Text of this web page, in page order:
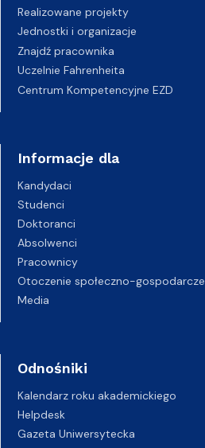
Realizowane projekty
Jednostki i organizacje
Znajdź pracownika
Uczelnie Fahrenheita
Centrum Kompetencyjne EZD
Informacje dla
Kandydaci
Studenci
Doktoranci
Absolwenci
Pracownicy
Otoczenie społeczno-gospodarcze
Media
Odnośniki
Kalendarz roku akademickiego
Helpdesk
Gazeta Uniwersytecka